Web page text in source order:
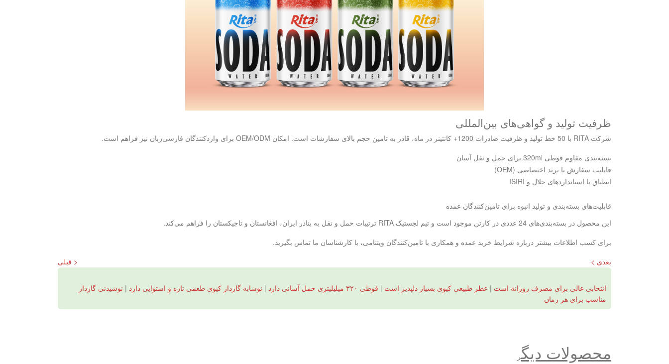
ظرفیت تولید و گواهی‌های بین‌المللی
شرکت RITA با 50 خط تولید و ظرفیت صادرات 1200+ کانتینر در ماه، قادر به تامین حجم بالای سفارشات است. امکان OEM/ODM برای واردکنندگان فارسی‌زبان نیز فراهم است.
بسته‌بندی مقاوم قوطی 320ml برای حمل و نقل آسان
قابلیت سفارش با برند اختصاصی (OEM)
انطباق با استانداردهای حلال و ISIRI
قابلیت‌های بسته‌بندی و تولید انبوه برای تامین‌کنندگان عمده
این محصول در بسته‌بندی‌های 24 عددی در کارتن موجود است و تیم لجستیک RITA ترتیبات حمل و نقل به بنادر ایران، افغانستان و تاجیکستان را فراهم می‌کند.
برای کسب اطلاعات بیشتر درباره شرایط خرید عمده و همکاری با تامین‌کنندگان ویتنامی، با کارشناسان ما تماس بگیرید.
< قبلی
بعدی >
انتخابی عالی برای مصرف روزانه است | عطر طبیعی کیوی بسیار دلپذیر است | قوطی ۳۲۰ میلیلیتری حمل آسانی دارد | نوشابه گازدار کیوی طعمی تازه و استوایی دارد | نوشیدنی گازدار
مناسب برای هر زمان
محصولات دیگر